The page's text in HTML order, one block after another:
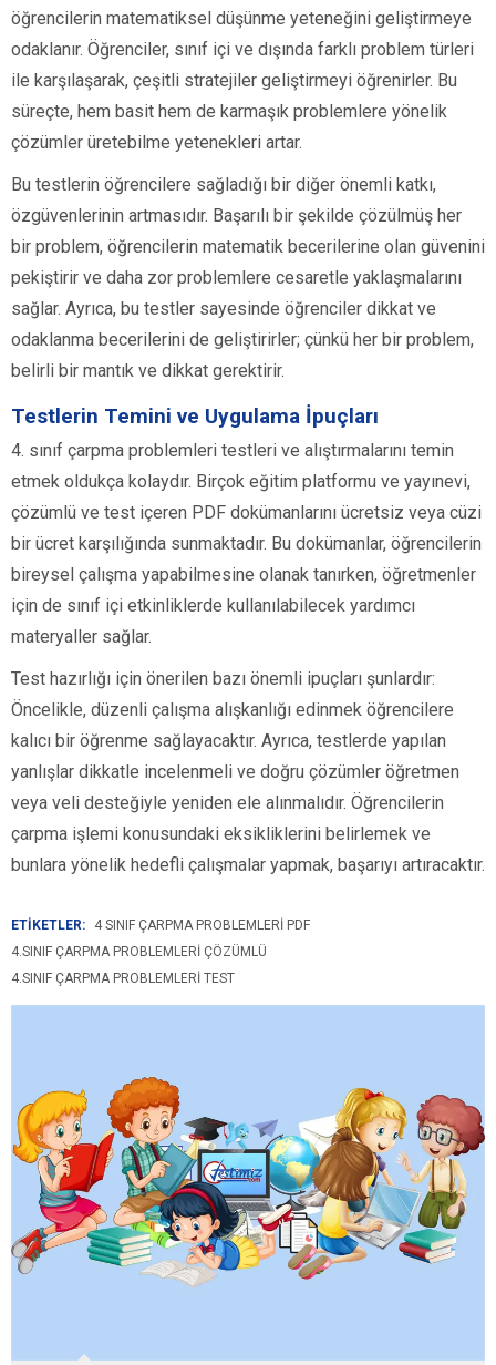
öğrencilerin matematiksel düşünme yeteneğini geliştirmeye
odaklanır. Öğrenciler, sınıf içi ve dışında farklı problem türleri
ile karşılaşarak, çeşitli stratejiler geliştirmeyi öğrenirler. Bu
süreçte, hem basit hem de karmaşık problemlere yönelik
çözümler üretebilme yetenekleri artar.
Bu testlerin öğrencilere sağladığı bir diğer önemli katkı,
özgüvenlerinin artmasıdır. Başarılı bir şekilde çözülmüş her
bir problem, öğrencilerin matematik becerilerine olan güvenini
pekiştirir ve daha zor problemlere cesaretle yaklaşmalarını
sağlar. Ayrıca, bu testler sayesinde öğrenciler dikkat ve
odaklanma becerilerini de geliştirirler; çünkü her bir problem,
belirli bir mantık ve dikkat gerektirir.
Testlerin Temini ve Uygulama İpuçları
4. sınıf çarpma problemleri testleri ve alıştırmalarını temin
etmek oldukça kolaydır. Birçok eğitim platformu ve yayınevi,
çözümlü ve test içeren PDF dokümanlarını ücretsiz veya cüzi
bir ücret karşılığında sunmaktadır. Bu dokümanlar, öğrencilerin
bireysel çalışma yapabilmesine olanak tanırken, öğretmenler
için de sınıf içi etkinliklerde kullanılabilecek yardımcı
materyaller sağlar.
Test hazırlığı için önerilen bazı önemli ipuçları şunlardır:
Öncelikle, düzenli çalışma alışkanlığı edinmek öğrencilere
kalıcı bir öğrenme sağlayacaktır. Ayrıca, testlerde yapılan
yanlışlar dikkatle incelenmeli ve doğru çözümler öğretmen
veya veli desteğiyle yeniden ele alınmalıdır. Öğrencilerin
çarpma işlemi konusundaki eksikliklerini belirlemek ve
bunlara yönelik hedefli çalışmalar yapmak, başarıyı artıracaktır.
ETİKETLER:
4 SINIF ÇARPMA PROBLEMLERI PDF
4.SINIF ÇARPMA PROBLEMLERI ÇÖZÜMLÜ
4.SINIF ÇARPMA PROBLEMLERI TEST